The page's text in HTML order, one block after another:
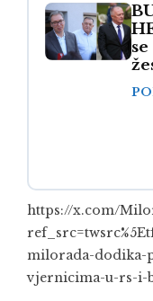
https://x.com/
milorada-dodika-
vjernicima-u-rs-i-